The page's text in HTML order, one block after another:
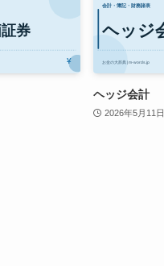
ヘッジ会計
2026年5月11日